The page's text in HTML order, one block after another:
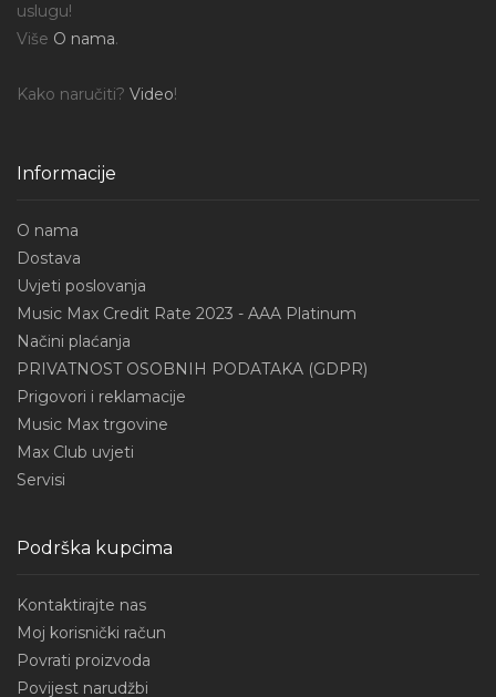
uslugu!
Više O nama.
Kako naručiti? Video!
Informacije
O nama
Dostava
Uvjeti poslovanja
Music Max Credit Rate 2023 - AAA Platinum
Načini plaćanja
PRIVATNOST OSOBNIH PODATAKA (GDPR)
Prigovori i reklamacije
Music Max trgovine
Max Club uvjeti
Servisi
Podrška kupcima
Kontaktirajte nas
Moj korisnički račun
Povrati proizvoda
Povijest narudžbi